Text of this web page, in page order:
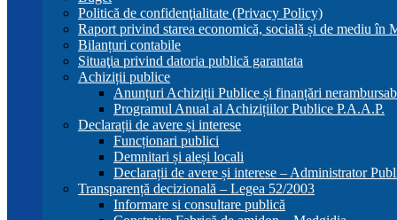
Politică de confidenţialitate (Privacy Policy)
Raport privind starea economică, socială și de mediu în
Bilanțuri contabile
Situaţia privind datoria publică garantata
Achiziții publice
Anunțuri Achiziții Publice și finanțări
Programul Anual al Achizițiilor Publice P.A.A.P.
Declarații de avere și interese
Funcționari publici
Demnitari și aleși locali
Declarații de avere și interese – Administrator
Transparență decizională – Legea 52/2003
Informare si consultare publică